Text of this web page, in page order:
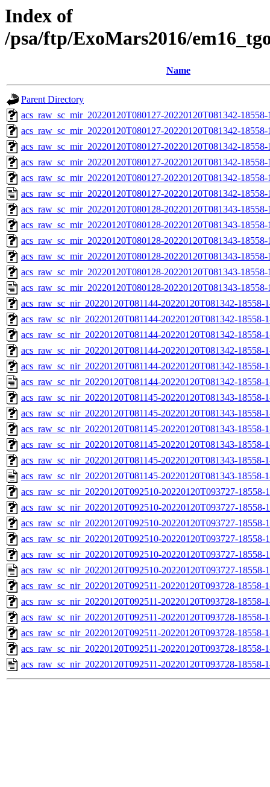
Index of
/psa/ftp/ExoMars2016/
Name
Parent Directory
acs_raw_sc_mir_20220120T080127-20220120T081342-
acs_raw_sc_mir_20220120T080127-20220120T081342-
acs_raw_sc_mir_20220120T080127-20220120T081342-
acs_raw_sc_mir_20220120T080127-20220120T081342-
acs_raw_sc_mir_20220120T080127-20220120T081342-
acs_raw_sc_mir_20220120T080127-20220120T081342-
acs_raw_sc_mir_20220120T080128-20220120T081343-
acs_raw_sc_mir_20220120T080128-20220120T081343-
acs_raw_sc_mir_20220120T080128-20220120T081343-
acs_raw_sc_mir_20220120T080128-20220120T081343-
acs_raw_sc_mir_20220120T080128-20220120T081343-
acs_raw_sc_mir_20220120T080128-20220120T081343-
acs_raw_sc_nir_20220120T081144-20220120T081342-18558-
acs_raw_sc_nir_20220120T081144-20220120T081342-18558-
acs_raw_sc_nir_20220120T081144-20220120T081342-18558-
acs_raw_sc_nir_20220120T081144-20220120T081342-18558-
acs_raw_sc_nir_20220120T081144-20220120T081342-18558-
acs_raw_sc_nir_20220120T081144-20220120T081342-18558-
acs_raw_sc_nir_20220120T081145-20220120T081343-18558-
acs_raw_sc_nir_20220120T081145-20220120T081343-18558-
acs_raw_sc_nir_20220120T081145-20220120T081343-18558-
acs_raw_sc_nir_20220120T081145-20220120T081343-18558-
acs_raw_sc_nir_20220120T081145-20220120T081343-18558-
acs_raw_sc_nir_20220120T081145-20220120T081343-18558-
acs_raw_sc_nir_20220120T092510-20220120T093727-18558-
acs_raw_sc_nir_20220120T092510-20220120T093727-18558-
acs_raw_sc_nir_20220120T092510-20220120T093727-18558-
acs_raw_sc_nir_20220120T092510-20220120T093727-18558-
acs_raw_sc_nir_20220120T092510-20220120T093727-18558-
acs_raw_sc_nir_20220120T092510-20220120T093727-18558-
acs_raw_sc_nir_20220120T092511-20220120T093728-18558-
acs_raw_sc_nir_20220120T092511-20220120T093728-18558-
acs_raw_sc_nir_20220120T092511-20220120T093728-18558-
acs_raw_sc_nir_20220120T092511-20220120T093728-18558-
acs_raw_sc_nir_20220120T092511-20220120T093728-18558-
acs_raw_sc_nir_20220120T092511-20220120T093728-18558-